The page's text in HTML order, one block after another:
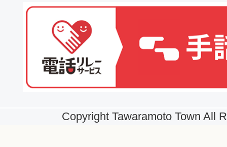
Copyright Tawaramoto Town All